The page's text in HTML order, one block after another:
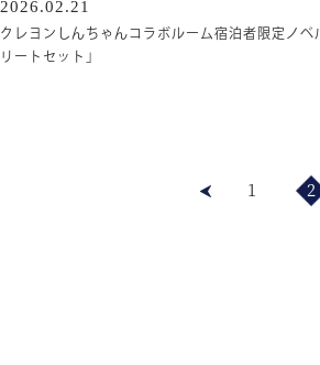
2026.02.21
クレヨンしんちゃんコラボルーム宿泊者限定ノ
リートセット」
1 2